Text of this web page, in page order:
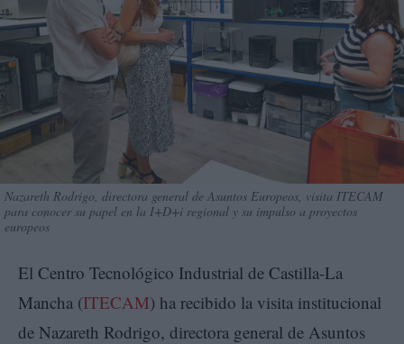
Nazareth Rodrigo, directora general de Asuntos Europeos, visita ITECAM
para conocer su papel en la I+D+i regional y su impulso a proyectos
europeos
El Centro Tecnológico Industrial de Castilla-La
Mancha (ITECAM) ha recibido la visita institucional
de Nazareth Rodrigo, directora general de Asuntos